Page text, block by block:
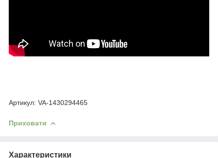
Артикул: VA-1430294465
Приховати
Характеристики